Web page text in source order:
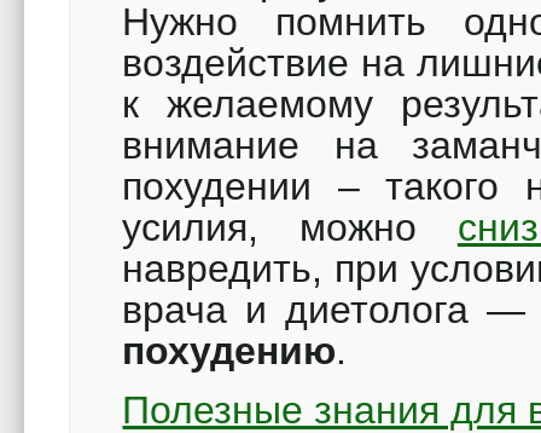
Нужно помнить
воздействие на
к желаемому
внимание на
похудении –
усилия, можно
навредить, при
врача и диетолога
похудению.
Полезные знания для